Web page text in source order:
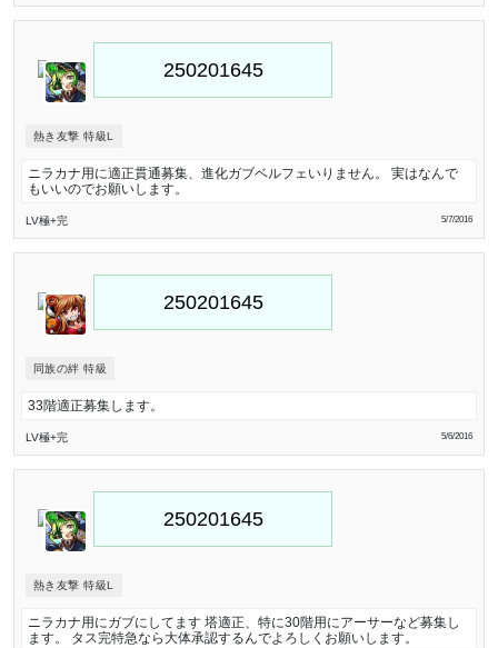
熱き友撃 特級L
ニラカナ用に適正貫通募集、進化ガブベルフェいりません。 実はなんで
もいいのでお願いします。
LV極+完 5/7/2016
同族の絆 特級
33階適正募集します。
LV極+完 5/6/2016
熱き友撃 特級L
ニラカナ用にガブにしてます 塔適正、特に30階用にアーサーなど募集し
ます。 タス完特急なら大体承認するんでよろしくお願いします。